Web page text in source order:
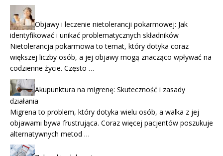
Objawy i leczenie nietolerancji pokarmowej: Jak
identyfikować i unikać problematycznych składników
Nietolerancja pokarmowa to temat, który dotyka coraz
większej liczby osób, a jej objawy mogą znacząco wpływać na
codzienne życie. Często …
Akupunktura na migrenę: Skuteczność i zasady
działania
Migrena to problem, który dotyka wielu osób, a walka z jej
objawami bywa frustrująca. Coraz więcej pacjentów poszukuje
alternatywnych metod …